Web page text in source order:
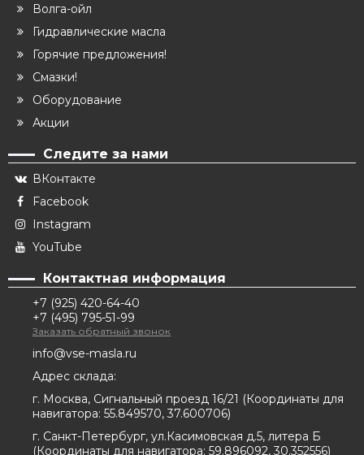
Волга-ойл
Гидравлические масла
Горячие предложения!
Смазки!
Оборудование
Акции
Следите за нами
ВКонтакте
Facebook
Instagram
YouTube
Контактная информация
+7 (925) 420-64-40
+7 (495) 795-51-99
Заказать обратный звонок
info@vse-masla.ru
Адрес склада:
г. Москва, Сигнальный проезд 16/21 (Координаты для
навигатора: 55.849570, 37.600706)
г. Санкт-Петербург, ул.Касимовская д.5, литера Б
(Координаты для навигатора: 59.896092, 30.352556)